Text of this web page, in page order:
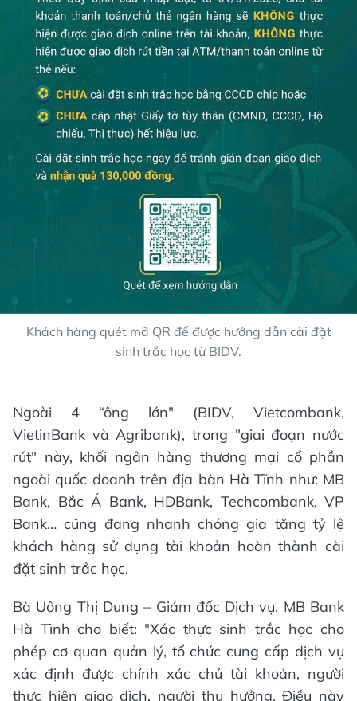
Khách hàng quét mã QR để được hướng dẫn cài đặt
sinh trắc học từ BIDV.
Ngoài 4 “ông lớn" (BIDV, Vietcombank,
VietinBank và Agribank), trong "giai đoạn nước
rút" này, khối ngân hàng thương mại cổ phần
ngoài quốc doanh trên địa bàn Hà Tĩnh như: MB
Bank, Bắc Á Bank, HDBank, Techcombank, VP
Bank… cũng đang nhanh chóng gia tăng tỷ lệ
khách hàng sử dụng tài khoản hoàn thành cài
đặt sinh trắc học.
Bà Uông Thị Dung – Giám đốc Dịch vụ, MB Bank
Hà Tĩnh cho biết: "Xác thực sinh trắc học cho
phép cơ quan quản lý, tổ chức cung cấp dịch vụ
xác định được chính xác chủ tài khoản, người
thực hiện giao dịch, người thụ hưởng. Điều này